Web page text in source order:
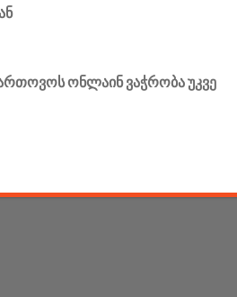
ონლაინ ვაჭრობა უკვე